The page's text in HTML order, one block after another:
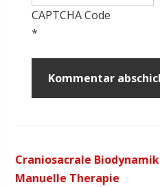
CAPTCHA Code
*
Craniosacrale Biodynamik
Manuelle Therapie